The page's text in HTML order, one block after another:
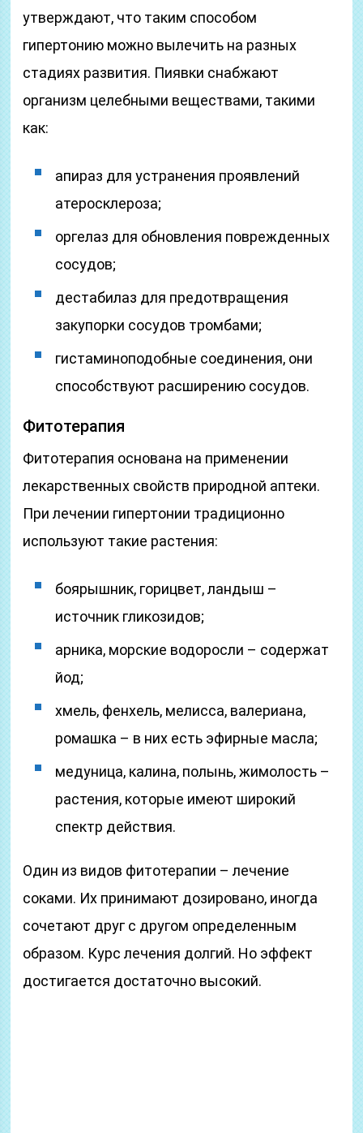
утверждают, что таким способом
гипертонию можно вылечить на разных
стадиях развития. Пиявки снабжают
организм целебными веществами, такими
как:
апираз для устранения проявлений
атеросклероза;
оргелаз для обновления поврежденных
сосудов;
дестабилаз для предотвращения
закупорки сосудов тромбами;
гистаминоподобные соединения, они
способствуют расширению сосудов.
Фитотерапия
Фитотерапия основана на применении
лекарственных свойств природной аптеки.
При лечении гипертонии традиционно
используют такие растения:
боярышник, горицвет, ландыш –
источник гликозидов;
арника, морские водоросли – содержат
йод;
хмель, фенхель, мелисса, валериана,
ромашка – в них есть эфирные масла;
медуница, калина, полынь, жимолость –
растения, которые имеют широкий
спектр действия.
Один из видов фитотерапии – лечение
соками. Их принимают дозировано, иногда
сочетают друг с другом определенным
образом. Курс лечения долгий. Но эффект
достигается достаточно высокий.